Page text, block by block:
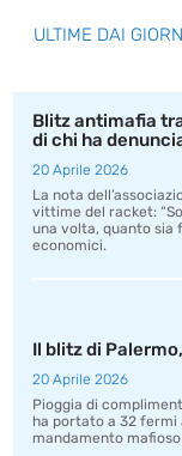
ULTIME DAI
Blitz antimafia
di chi ha
20 Aprile 2026
La nota
vittime del racket:
una volta, quanto sia
economici.
Il blitz di
20 Aprile 2026
Pioggia di
ha portato a 32 fermi
mandamento